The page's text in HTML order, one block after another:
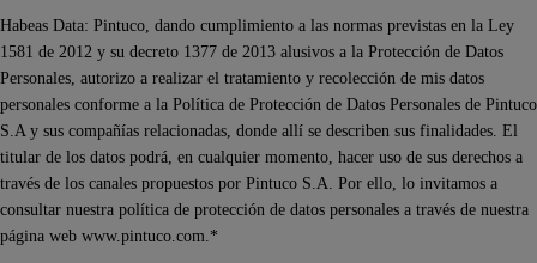
Habeas Data: Pintuco, dando cumplimiento a las normas previstas en la Ley
1581 de 2012 y su decreto 1377 de 2013 alusivos a la Protección de Datos
Personales, autorizo a realizar el tratamiento y recolección de mis datos
personales conforme a la Política de Protección de Datos Personales de Pintuco
S.A y sus compañías relacionadas, donde allí se describen sus finalidades. El
titular de los datos podrá, en cualquier momento, hacer uso de sus derechos a
través de los canales propuestos por Pintuco S.A. Por ello, lo invitamos a
consultar nuestra política de protección de datos personales a través de nuestra
página web www.pintuco.com.*